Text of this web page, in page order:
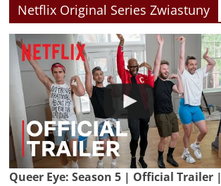
Netflix Original Series Zwiastuny
Queer Eye: Season 5 | Official Trailer |